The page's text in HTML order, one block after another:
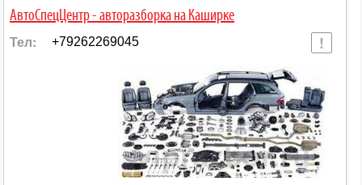
AвтоСпецЦентр - авторазборка на Каширке
Тел: +79262269045